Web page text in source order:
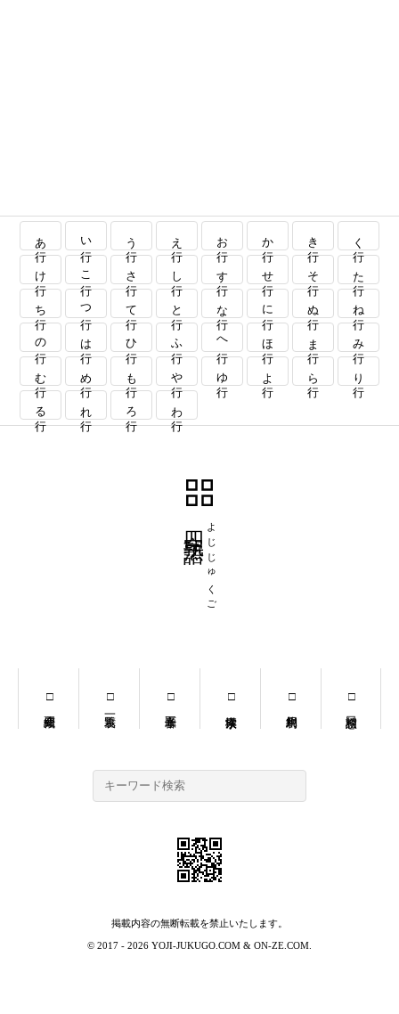
あ行 い行 う行 え行 お行 か行 き行 く行
け行 こ行 さ行 し行 す行 せ行 そ行 た行
ち行 つ行 て行 と行 な行 に行 ぬ行 ね行
の行 は行 ひ行 ふ行 へ行 ほ行 ま行 み行
む行 め行 も行 や行 ゆ行 よ行 ら行 り行
る行 れ行 ろ行 わ行
よじじゅくご
掲載内容の無断転載を禁止いたします。
© 2017 - 2026 YOJI-JUKUGO.COM & ON-ZE.COM